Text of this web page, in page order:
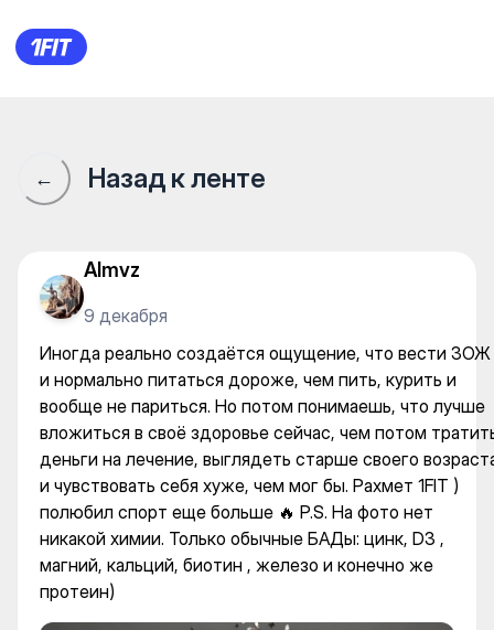
Иногда реально
← Назад к ленте
Almvz
9 декабря
Иногда реально создаётся ощущение, что вести ЗОЖ
и нормально питаться дороже, чем пить, курить и
вообще не париться. Но потом понимаешь, что лучше
вложиться в своё здоровье сейчас, чем потом
деньги на лечение, выглядеть старше своего
и чувствовать себя хуже, чем мог бы. Рахмет 1FIT )
полюбил спорт еще больше 🔥 P.S. На фото нет
никакой химии. Только обычные БАДы: цинк, D3 ,
магний, кальций, биотин , железо и конечно же
протеин)